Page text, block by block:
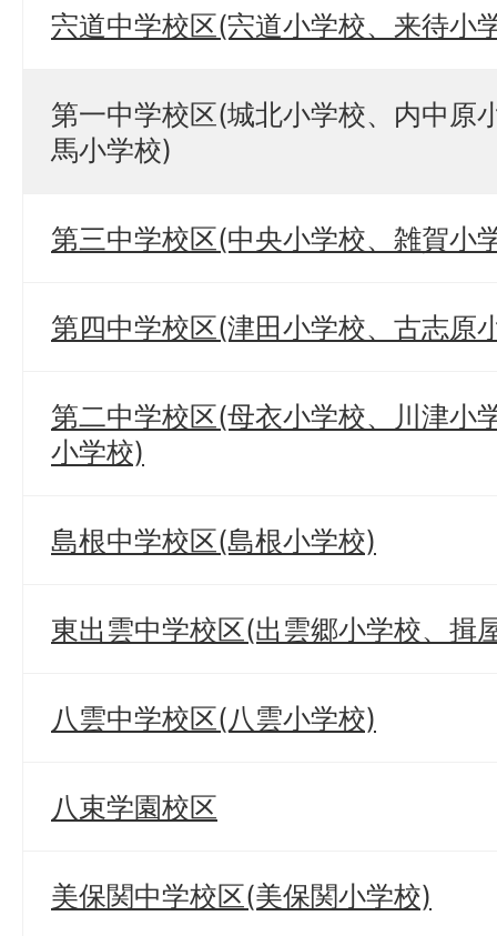
宍道中学校区(宍道小学校、来待小
第一中学校区(城北小学校、内中原
馬小学校)
第三中学校区(中央小学校、雑賀小
第四中学校区(津田小学校、古志原
第二中学校区(母衣小学校、川津小
小学校)
島根中学校区(島根小学校)
東出雲中学校区(出雲郷小学校、揖
八雲中学校区(八雲小学校)
八束学園校区
美保関中学校区(美保関小学校)